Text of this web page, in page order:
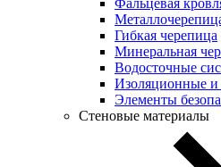
Гибкая черепица
Минеральная
Водосточные
Изоляционные и
Элементы
Стеновые материалы